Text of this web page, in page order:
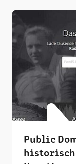
Public